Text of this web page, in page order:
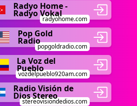
Radyo Home -
Radyo Vokal
radyohome.com
Pop Gold
Radio
popgoldradio.com
La Voz del
Pueblo
vozdelpueblo920am.com
Radio Visión de
Dios Stereo
stereovisiondedios.com